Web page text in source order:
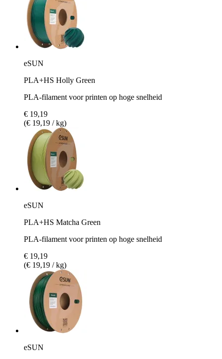
eSUN
PLA+HS Holly Green
PLA-filament voor printen op hoge snelheid
€ 19,19
(€ 19,19 / kg)
eSUN
PLA+HS Matcha Green
PLA-filament voor printen op hoge snelheid
€ 19,19
(€ 19,19 / kg)
eSUN